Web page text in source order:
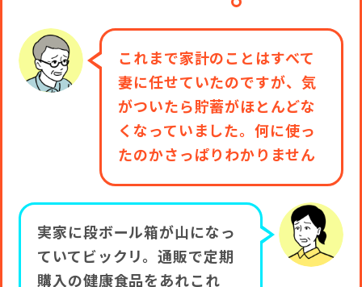
これまで家計のことはすべて
妻に任せていたのですが、気
がついたら貯蓄がほとんどな
くなっていました。何に使っ
たのかさっぱりわかりません
実家に段ボール箱が山になっ
ていてビックリ。通販で定期
購入の健康食品をあれこれ